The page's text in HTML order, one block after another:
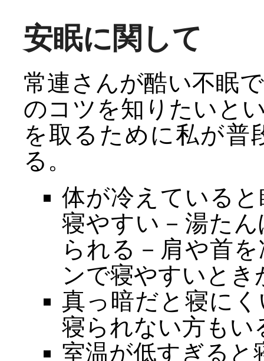
安眠に関して
常連さんが酷い不眠
のコツを知りたいと
を取るために私が普
る。
体が冷えている
寝やすい－湯た
られる－肩や首
ンで寝やすいとき
真っ暗だと寝に
寝られない方もい
室温が低すぎると